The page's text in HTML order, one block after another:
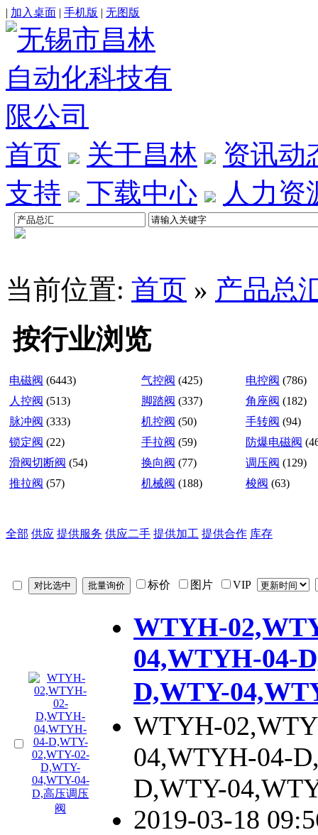
| 加入桌面 | 手机版 | 无图版
首页 关于昌林
资讯动
支持
下载中心 人力资
当前位置: 首页 » 产品总
按行业浏览
电磁阀 (6443) 气控阀 (425) 电控阀 (786)
人控阀 (513) 脚踏阀 (337) 角座阀 (182)
脉冲阀 (333) 机控阀 (50) 手转阀 (94)
锁定阀 (22) 手拉阀 (59) 防爆电磁阀
滑阀切断阀 (54) 换向阀 (77) 调压阀 (129)
推拉阀 (57) 机械阀 (188) 梭阀 (63)
全部 供应 提供服务 供应二手 提供加工 提供合作 库存
标价 图片 VIP
WTYH-
04,WTYH-04-
D,WTY-
WTYH-
04,WTYH-04-
D,WTY-
2019-03-18